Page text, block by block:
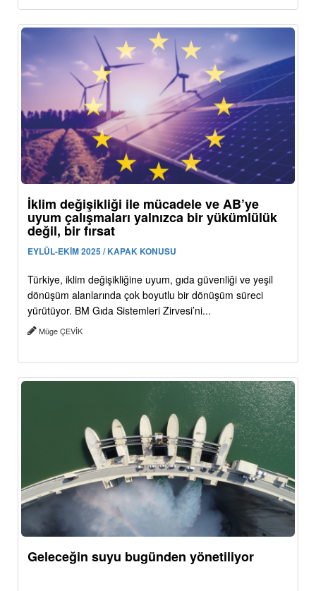
İklim değişikliği ile mücadele ve AB’ye
uyum çalışmaları yalnızca bir yükümlülük
değil, bir fırsat
EYLÜL-EKİM 2025 / KAPAK KONUSU
Türkiye, iklim değişikliğine uyum, gıda güvenliği ve yeşil
dönüşüm alanlarında çok boyutlu bir dönüşüm süreci
yürütüyor. BM Gıda Sistemleri Zirvesi’ni...
Müge ÇEVİK
Geleceğin suyu bugünden yönetiliyor